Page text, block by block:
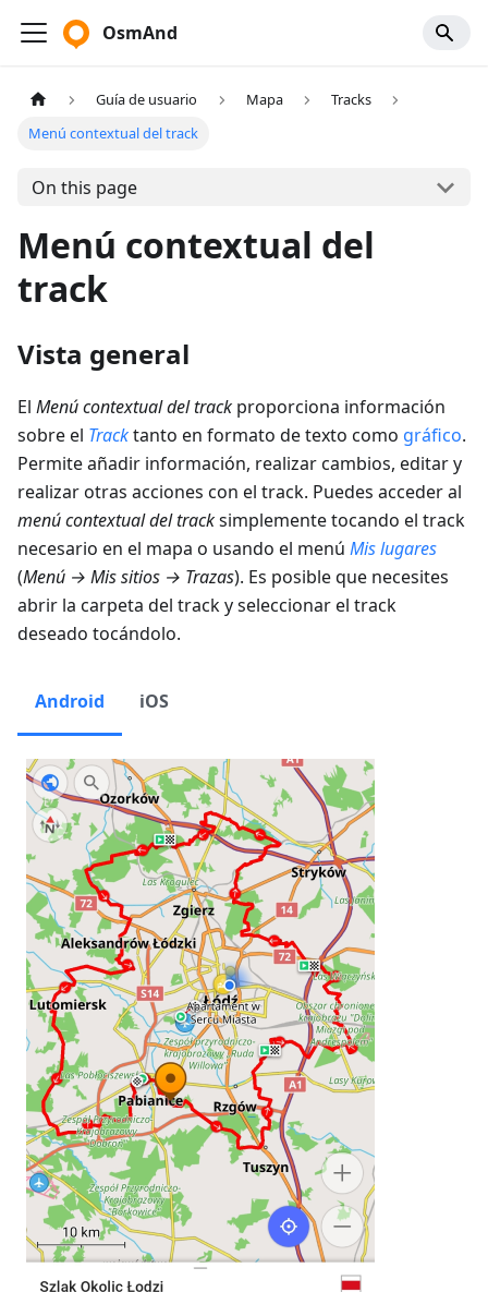
OsmAnd
Guía de usuario Mapa
Tracks
Menú contextual del track
On this page
Menú contextual del
track
Vista general
El Menú contextual del track proporciona información
sobre el Tracktanto en formato de texto como gráfico.
Permite añadir información, realizar cambios, editar y
realizar otras acciones con el track. Puedes acceder al
menú contextual del tracksimplemente tocando el track
necesario en el mapa o usando el menú Mis lugares
(Menú → Mis sitios → Trazas). Es posible que necesites
abrir la carpeta del track y seleccionar el track
deseado tocándolo.
Android iOS